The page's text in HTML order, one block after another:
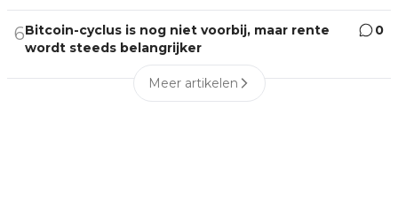
6Bitcoin-cyclus is nog niet voorbij, maar rente
wordt steeds belangrijker
0
Meer artikelen